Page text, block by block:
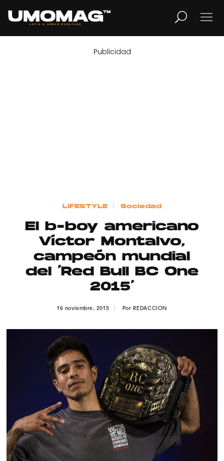
LIFESTYLE
Contacto
Aviso Legal
© 2015-2022 UMOMAG. PROPIEDAD DE UMO agency. TODOS LOS
DERECHOS RESERVADOS.
Publicidad
LIFESTYLE Sociedad
El b-boy americano
Víctor Montalvo,
campeón mundial
del ‘Red Bull BC One
2015’
16 noviembre, 2015 Por REDACCION